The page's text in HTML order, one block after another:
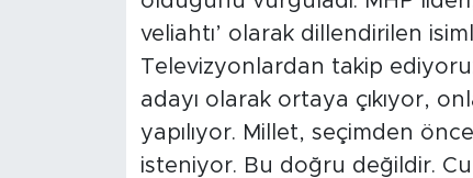
veliahtı’ olarak dillendirilen
Televizyonlardan takip
adayı olarak ortaya çıkıyor,
yapılıyor. Millet, seçimden
isteniyor. Bu doğru değildir.
ALINTI YAZARLAR
SOSYAL MEDYA